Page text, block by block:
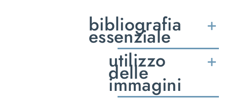
bibliografia
essenziale
utilizzo
delle
immagini